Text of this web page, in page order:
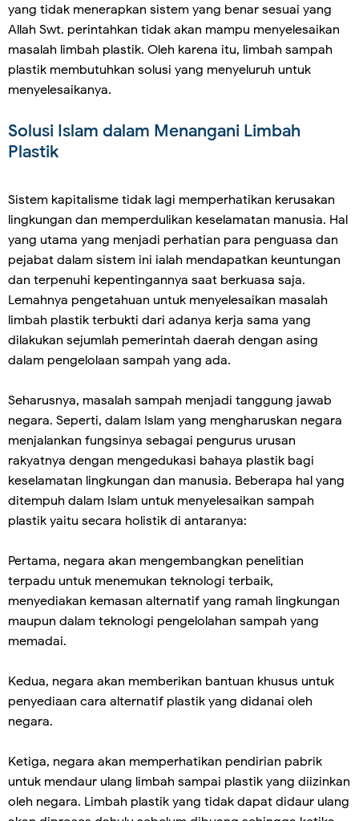
yang tidak menerapkan sistem yang benar sesuai yang
Allah Swt. perintahkan tidak akan mampu menyelesaikan
masalah limbah plastik. Oleh karena itu, limbah sampah
plastik membutuhkan solusi yang menyeluruh untuk
menyelesaikanya.
Solusi Islam dalam Menangani Limbah
Plastik
Sistem kapitalisme tidak lagi memperhatikan kerusakan
lingkungan dan memperdulikan keselamatan manusia. Hal
yang utama yang menjadi perhatian para penguasa dan
pejabat dalam sistem ini ialah mendapatkan keuntungan
dan terpenuhi kepentingannya saat berkuasa saja.
Lemahnya pengetahuan untuk menyelesaikan masalah
limbah plastik terbukti dari adanya kerja sama yang
dilakukan sejumlah pemerintah daerah dengan asing
dalam pengelolaan sampah yang ada.
Seharusnya, masalah sampah menjadi tanggung jawab
negara. Seperti, dalam Islam yang mengharuskan negara
menjalankan fungsinya sebagai pengurus urusan
rakyatnya dengan mengedukasi bahaya plastik bagi
keselamatan lingkungan dan manusia. Beberapa hal yang
ditempuh dalam Islam untuk menyelesaikan sampah
plastik yaitu secara holistik di antaranya:
Pertama, negara akan mengembangkan penelitian
terpadu untuk menemukan teknologi terbaik,
menyediakan kemasan alternatif yang ramah lingkungan
maupun dalam teknologi pengelolahan sampah yang
memadai.
Kedua, negara akan memberikan bantuan khusus untuk
penyediaan cara alternatif plastik yang didanai oleh
negara.
Ketiga, negara akan memperhatikan pendirian pabrik
untuk mendaur ulang limbah sampai plastik yang diizinkan
oleh negara. Limbah plastik yang tidak dapat didaur ulang